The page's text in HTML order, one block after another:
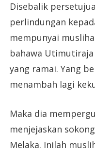
Disebalik
perlindungan
mempunyai
bahawa
yang ramai. Yang
menambah lagi
Maka dia
menjejaskan
Melaka. Inilah